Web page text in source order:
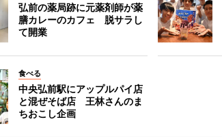
弘前の薬局跡に元薬剤師が薬
膳カレーのカフェ 脱サラし
て開業
食べる
中央弘前駅にアップルパイ店
と混ぜそば店 王林さんのま
ちおこし企画